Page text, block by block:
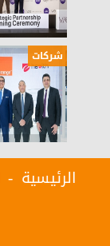
شركات
الرئيسية